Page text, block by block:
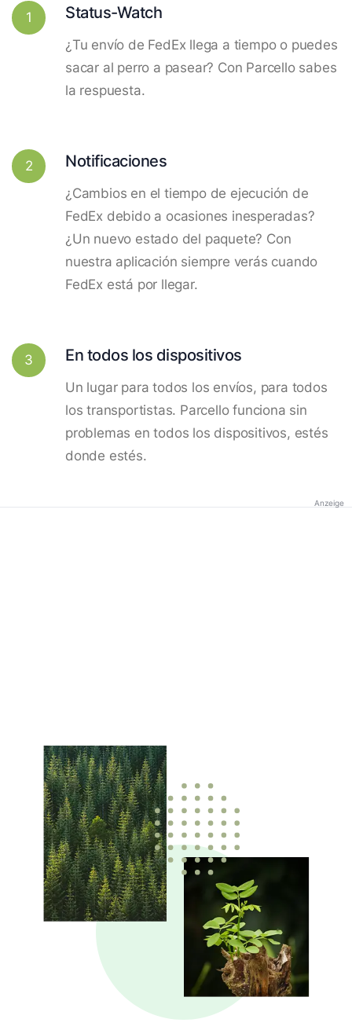
1 Status-Watch
¿Tu envío de FedEx llega a tiempo o puedes
sacar al perro a pasear? Con Parcello sabes
la respuesta.
2 Notificaciones
¿Cambios en el tiempo de ejecución de
FedEx debido a ocasiones inesperadas?
¿Un nuevo estado del paquete? Con
nuestra aplicación siempre verás cuando
FedEx está por llegar.
3 En todos los dispositivos
Un lugar para todos los envíos, para todos
los transportistas. Parcello funciona sin
problemas en todos los dispositivos, estés
donde estés.
Anzeige